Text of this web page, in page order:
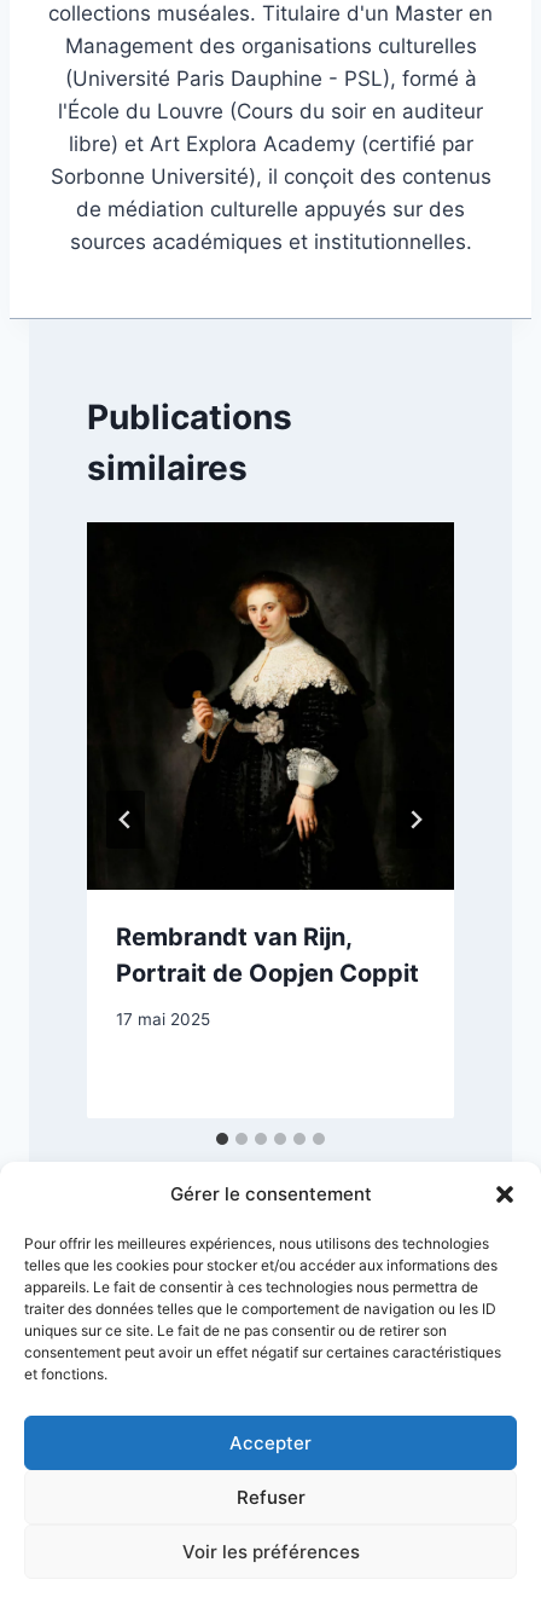
Gérer le consentement
Pour offrir les meilleures expériences, nous utilisons des technologies
telles que les cookies pour stocker et/ou accéder aux informations des
appareils. Le fait de consentir à ces technologies nous permettra de
traiter des données telles que le comportement de navigation ou les ID
uniques sur ce site. Le fait de ne pas consentir ou de retirer son
consentement peut avoir un effet négatif sur certaines caractéristiques
et fonctions.
Accepter
Refuser
Voir les préférences
collections muséales. Titulaire d'un Master en
Management des organisations culturelles
(Université Paris Dauphine - PSL), formé à
l'École du Louvre (Cours du soir en auditeur
libre) et Art Explora Academy (certifié par
Sorbonne Université), il conçoit des contenus
de médiation culturelle appuyés sur des
sources académiques et institutionnelles.
Publications
similaires
Rembrandt van Rijn,
Portrait de Oopjen Coppit
17 mai 2025
Conditions générales
Politique de confidentialité
Mentions Légales
Plan du site